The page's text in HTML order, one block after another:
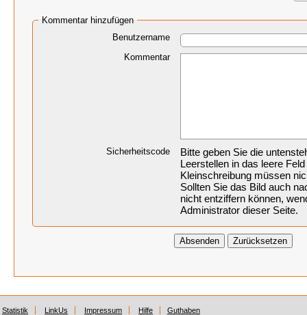
Kommentar hinzufügen
Benutzername
Kommentar
Sicherheitscode
Bitte geben Sie die
Leerstellen in das leere
Kleinschreibung müssen
Sollten Sie das Bild auch
nicht entziffern können,
Administrator dieser Seite.
Statistik LinkUs Impressum Hilfe Guthaben